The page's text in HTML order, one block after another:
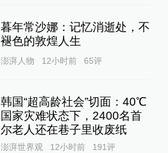
暮年常沙娜：记忆消逝处，不
褪色的敦煌人生
澎湃人物 12小时前 65评
韩国“超高龄社会”切面：40℃
国家灾难状态下，2400名首
尔老人还在巷子里收废纸
澎湃世界观 12小时前 191评